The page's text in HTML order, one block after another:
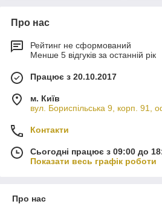
Про нас
Рейтинг не сформований
Менше 5 відгуків за останній рік
Працює з 20.10.2017
м. Київ
вул. Бориспільська 9, корп. 91,
Контакти
Сьогодні працює з 09:00 до
Показати весь графік роботи
Про нас